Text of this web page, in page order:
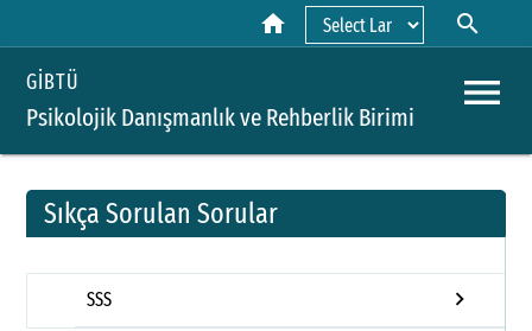
home search
GİBTÜ
Psikolojik Danışmanlık ve Rehberlik Birimi
menu
Sıkça Sorulan Sorular
SSS keyboard_arrow_right